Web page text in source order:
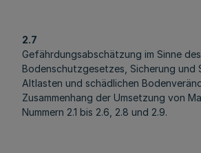
2.7
Gefährdungsabschätzung im Sinne
Bodenschutzgesetzes, Sicherung und
Altlasten und schädlichen
Zusammenhang der Umsetzung von
Nummern 2.1 bis 2.6, 2.8 und 2.9.